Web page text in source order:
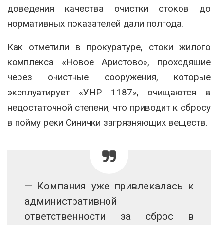
доведения качества очистки стоков до
нормативных показателей дали полгода.
Как отметили в прокуратуре, стоки жилого
комплекса «Новое Аристово», проходящие
через очистные сооружения, которые
эксплуатирует «УНР 1187», очищаются в
недостаточной степени, что приводит к сбросу
в пойму реки Синички загрязняющих веществ.
— Компания уже привлекалась к
административной
ответственности за сброс в